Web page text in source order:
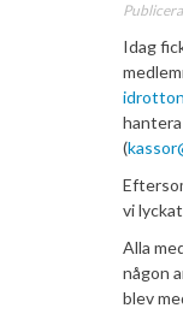
Idag
(
vi
Alla
någon
blev